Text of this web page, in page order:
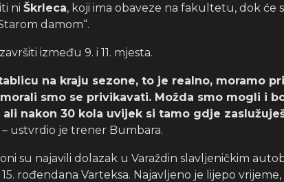
ni Škrleca, koji ima obaveze na fakultetu, dok će
damom“.
između 9. i 11. mjesta.
na kraju sezone, to je realno, moramo
smo se privikavati. Možda smo mogli i
ali nakon 30 kola uvijek si tamo gdje
ustvrdio je trener Bumbara.
oni su najavili dolazak u Varaždin slavljeničkim
rođendana Varteksa. Najavljeno je lijepo